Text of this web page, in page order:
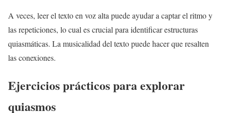
A veces, leer el texto en voz alta puede ayudar a captar el ritmo y
las repeticiones, lo cual es crucial para identificar estructuras
quiasmáticas. La musicalidad del texto puede hacer que resalten
las conexiones.
Ejercicios prácticos para explorar
quiasmos